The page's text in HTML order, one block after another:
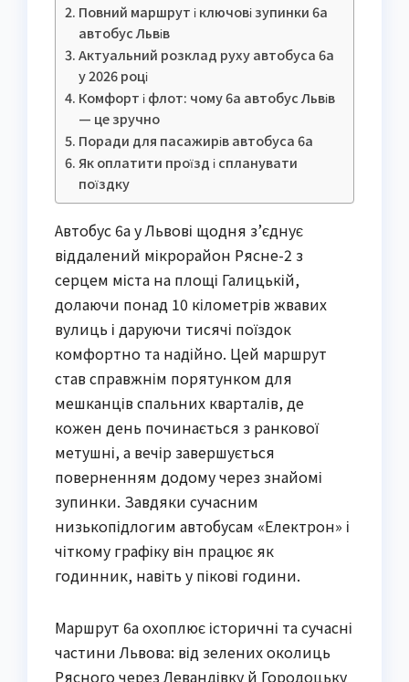
Повний маршрут і ключові зупинки 6а
автобус Львів
Актуальний розклад руху автобуса 6а
у 2026 році
Комфорт і флот: чому 6а автобус Львів
— це зручно
Поради для пасажирів автобуса 6а
Як оплатити проїзд і спланувати
поїздку
Автобус 6а у Львові щодня з’єднує
віддалений мікрорайон Рясне-2 з
серцем міста на площі Галицькій,
долаючи понад 10 кілометрів жвавих
вулиць і даруючи тисячі поїздок
комфортно та надійно. Цей маршрут
став справжнім порятунком для
мешканців спальних кварталів, де
кожен день починається з ранкової
метушні, а вечір завершується
поверненням додому через знайомі
зупинки. Завдяки сучасним
низькопідлогим автобусам «Електрон» і
чіткому графіку він працює як
годинник, навіть у пікові години.
Маршрут 6а охоплює історичні та сучасні
частини Львова: від зелених околиць
Рясного через Левандівку й Городоцьку